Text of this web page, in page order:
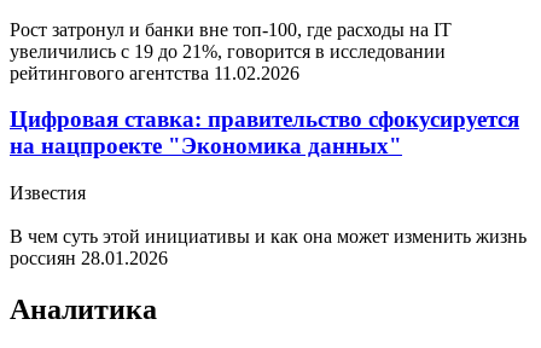
Рост затронул и банки вне топ-100, где расходы на IT
увеличились с 19 до 21%, говорится в исследовании
рейтингового агентства 11.02.2026
Цифровая ставка: правительство сфокусируется
на нацпроекте "Экономика данных"
Известия
В чем суть этой инициативы и как она может изменить жизнь
россиян 28.01.2026
Аналитика